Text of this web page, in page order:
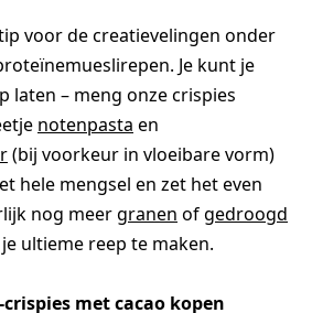
voor de creatievelingen onder
Je kunt je
laten – meng onze crispies
notenpasta en
(bij voorkeur in vloeibare vorm)
hele mengsel en zet het even
nog meergranen ofgedroogd
ultieme reep te maken.
met cacao kopen